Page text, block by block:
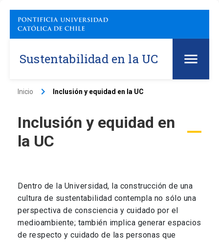
Sustentabilidad en la UC
Inicio keyboard_arrow_right Inclusión y equidad en la UC
Inclusión y equidad en
la UC
Dentro de la Universidad, la construcción de una
cultura de sustentabilidad contempla no sólo una
perspectiva de consciencia y cuidado por el
medioambiente; también implica generar espacios
de respecto y cuidado de las personas que